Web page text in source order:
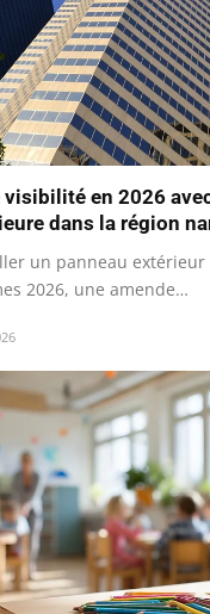
en 2026
dans la région
un panneau extérieur
2026, une amende…